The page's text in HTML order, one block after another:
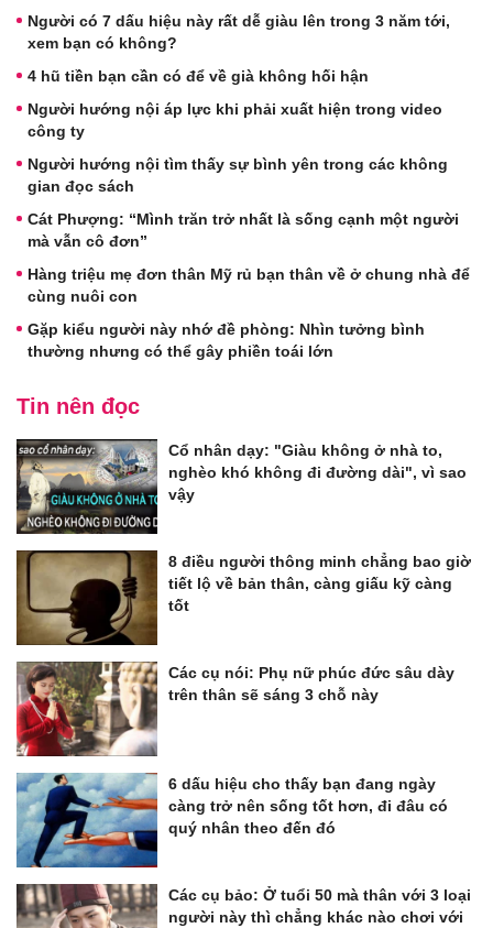
Người có 7 dấu hiệu này rất dễ giàu lên trong 3 năm tới,
xem bạn có không?
4 hũ tiền bạn cần có để về già không hối hận
Người hướng nội áp lực khi phải xuất hiện trong video
công ty
Người hướng nội tìm thấy sự bình yên trong các không
gian đọc sách
Cát Phượng: “Mình trăn trở nhất là sống cạnh một người
mà vẫn cô đơn”
Hàng triệu mẹ đơn thân Mỹ rủ bạn thân về ở chung nhà để
cùng nuôi con
Gặp kiểu người này nhớ đề phòng: Nhìn tưởng bình
thường nhưng có thể gây phiền toái lớn
Tin nên đọc
Cổ nhân dạy: "Giàu không ở nhà to,
nghèo khó không đi đường dài", vì sao
vậy
8 điều người thông minh chẳng bao giờ
tiết lộ về bản thân, càng giấu kỹ càng
tốt
Các cụ nói: Phụ nữ phúc đức sâu dày
trên thân sẽ sáng 3 chỗ này
6 dấu hiệu cho thấy bạn đang ngày
càng trở nên sống tốt hơn, đi đâu có
quý nhân theo đến đó
Các cụ bảo: Ở tuổi 50 mà thân với 3 loại
người này thì chẳng khác nào chơi với